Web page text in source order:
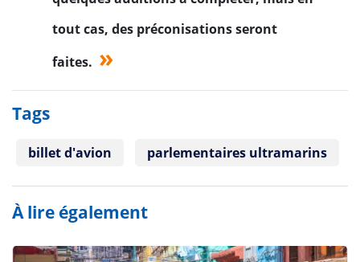
tout cas, des préconisations seront
faites.
Tags
billet d'avion parlementaires ultramarins
À lire également